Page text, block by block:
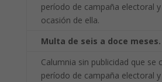
período de campaña electoral
ocasión de ella.
Multa de seis a doce meses.
Calumnia sin publicidad que se
período de campaña electoral